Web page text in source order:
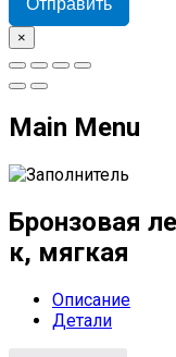
Отправить
×
Main Menu
Бронзовая
к, мягкая
Описание
Детали